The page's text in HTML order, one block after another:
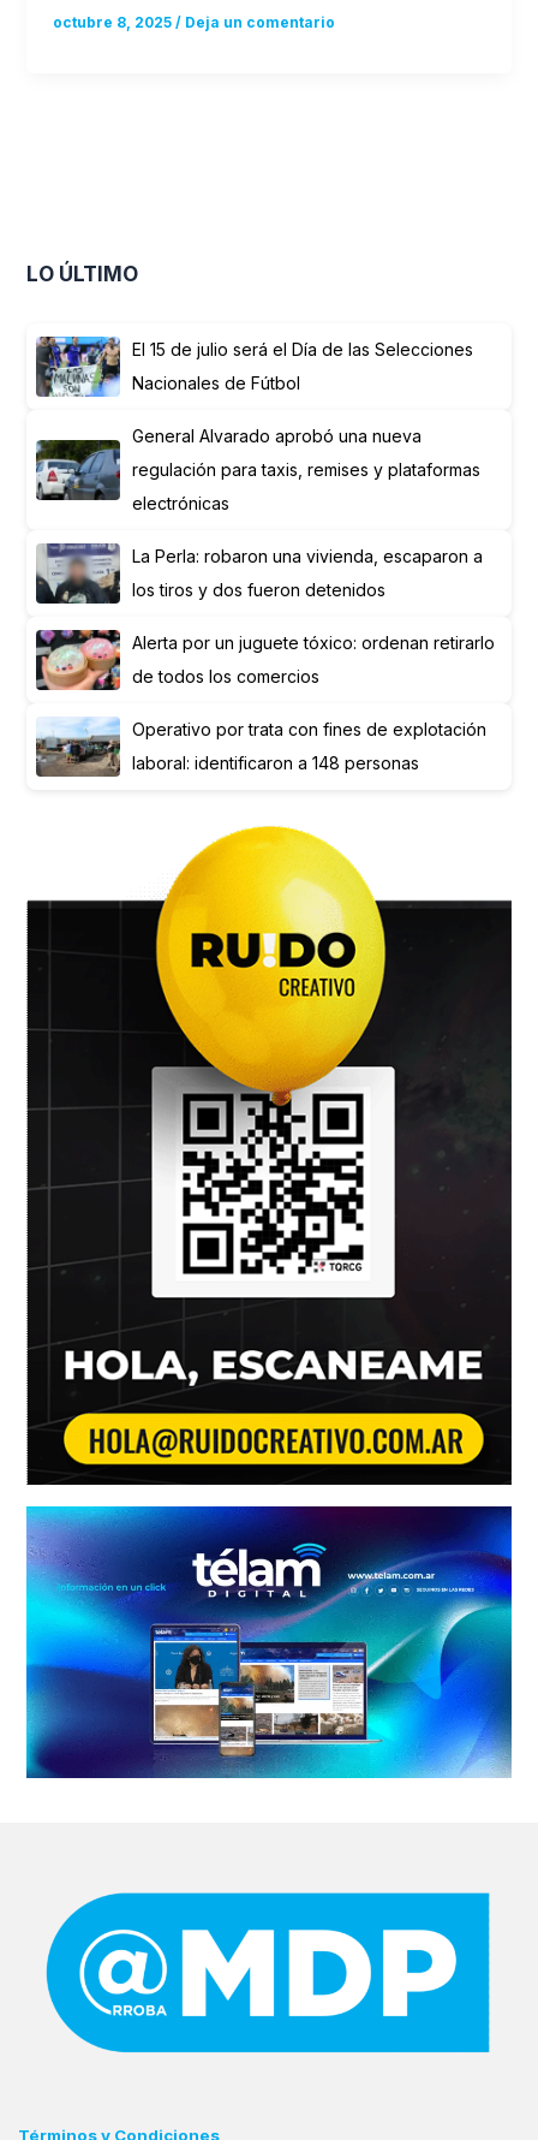
octubre 8, 2025/ Deja un comentario
LO ÚLTIMO
El 15 de julio será el Día de las Selecciones
Nacionales de Fútbol
General Alvarado aprobó una nueva
regulación para taxis, remises y plataformas
electrónicas
La Perla: robaron una vivienda, escaparon a
los tiros y dos fueron detenidos
Alerta por un juguete tóxico: ordenan retirarlo
de todos los comercios
Operativo por trata con fines de explotación
laboral: identificaron a 148 personas
Términos y Condiciones